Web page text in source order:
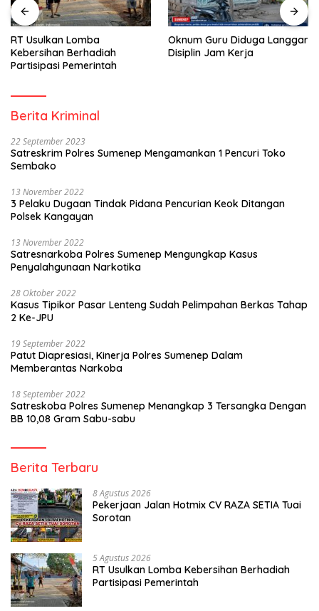
RT Usulkan Lomba
Kebersihan Berhadiah
Partisipasi Pemerintah
Oknum Guru Diduga Langgar
Disiplin Jam Kerja
Berita Kriminal
22 September 2023
Satreskrim Polres Sumenep Mengamankan 1 Pencuri Toko
Sembako
13 November 2022
3 Pelaku Dugaan Tindak Pidana Pencurian Keok Ditangan
Polsek Kangayan
13 November 2022
Satresnarkoba Polres Sumenep Mengungkap Kasus
Penyalahgunaan Narkotika
28 Oktober 2022
Kasus Tipikor Pasar Lenteng Sudah Pelimpahan Berkas Tahap
2 Ke-JPU
19 September 2022
Patut Diapresiasi, Kinerja Polres Sumenep Dalam
Memberantas Narkoba
18 September 2022
Satreskoba Polres Sumenep Menangkap 3 Tersangka Dengan
BB 10,08 Gram Sabu-sabu
Berita Terbaru
8 Agustus 2026
Pekerjaan Jalan Hotmix CV RAZA SETIA Tuai
Sorotan
5 Agustus 2026
RT Usulkan Lomba Kebersihan Berhadiah
Partisipasi Pemerintah